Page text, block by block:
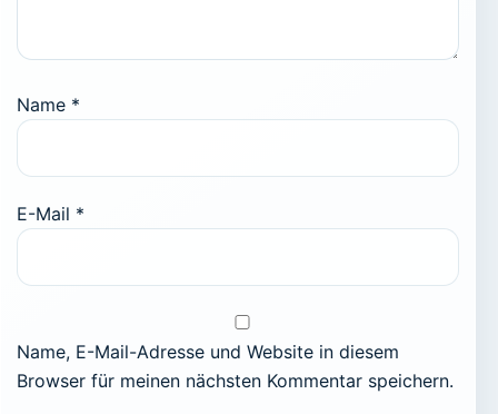
Name *
E-Mail *
Name, E-Mail-Adresse und Website in diesem
Browser für meinen nächsten Kommentar speichern.